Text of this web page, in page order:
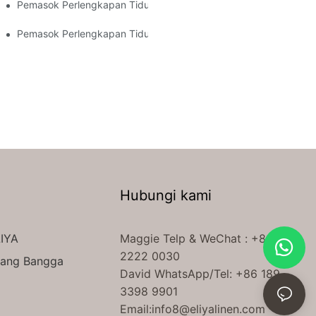
Ada di Satu Tempat
Pemasok Perlengkapan Tidur Hotel untuk Pembelian Skala
Pemasok Perlengkapan Tidur Hotel Terbaik untuk Linen
Bangga
Hubungi kami
Maggie Telp & WeChat : +86 138
2222 0030
David WhatsApp/Tel: +86 189
3398 9901
Email:info8@eliyalinen.com